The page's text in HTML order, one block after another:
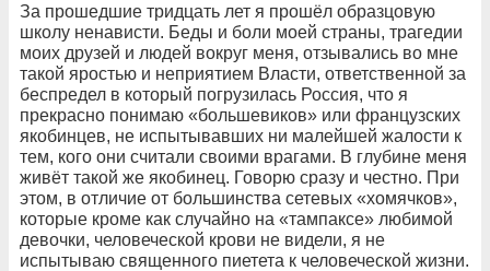
За прошедшие тридцать лет я прошёл образцовую
школу ненависти. Беды и боли моей страны, трагедии
моих друзей и людей вокруг меня, отзывались во мне
такой яростью и неприятием Власти, ответственной за
беспредел в который погрузилась Россия, что я
прекрасно понимаю «большевиков» или французских
якобинцев, не испытывавших ни малейшей жалости к
тем, кого они считали своими врагами. В глубине меня
живёт такой же якобинец. Говорю сразу и честно. При
этом, в отличие от большинства сетевых «хомячков»,
которые кроме как случайно на «тампаксе» любимой
девочки, человеческой крови не видели, я не
испытываю священного пиетета к человеческой жизни.